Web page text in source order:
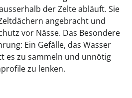
der Zelte abläuft. Sie
angebracht und
vor Nässe. Das Besondere
Ein Gefälle, das Wasser
es zu sammeln und unnötig
zu lenken.